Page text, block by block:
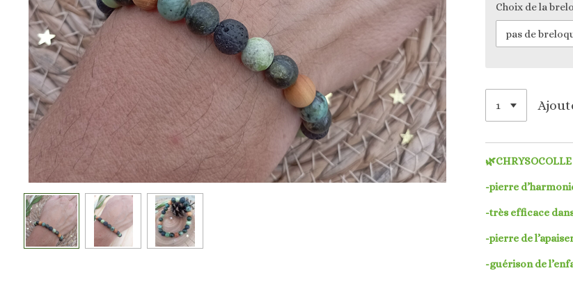
Choix de la
🌿CHRYSOCOLLE
-pierre
-très efficace
-pierre de
-guérison de